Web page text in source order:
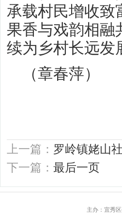
承载村民增收致
果香与戏韵相融
续为乡村长远发
（章春萍）
上一篇： 罗岭镇姥山
下一篇： 最后一页
主办：宜